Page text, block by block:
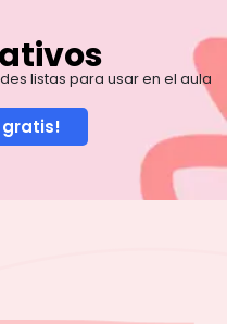
listas para usar en el aula
gratis!